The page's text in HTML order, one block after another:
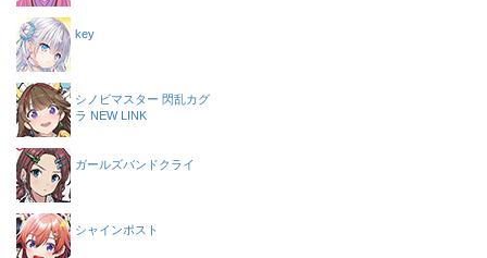
key
シノビマスター 閃乱カグ
ラ NEW LINK
ガールズバンドクライ
シャインポスト